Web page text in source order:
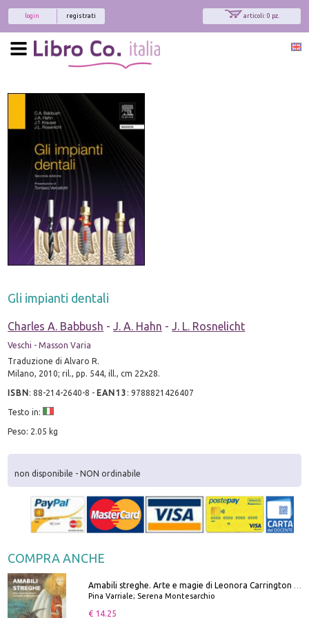
articoli: 0 pz.
registrati
login
Gli impianti dentali
Charles A. Babbush -J. A. Hahn -J. L. Rosnelicht
Veschi - Masson Varia
Traduzione di Alvaro R.
Milano, 2010; ril., pp. 544, ill., cm 22x28.
ISBN:88-214-2640-8 - EAN13 :9788821426407
Testo in:
Peso: 2.05 kg
non disponibile - NON ordinabile
COMPRA ANCHE
Pina Varriale; Serena Montesarchio
€ 14.25
Interessato ai nostri libri?
comunque cancellarti quando desideri.
modulo di iscrizione